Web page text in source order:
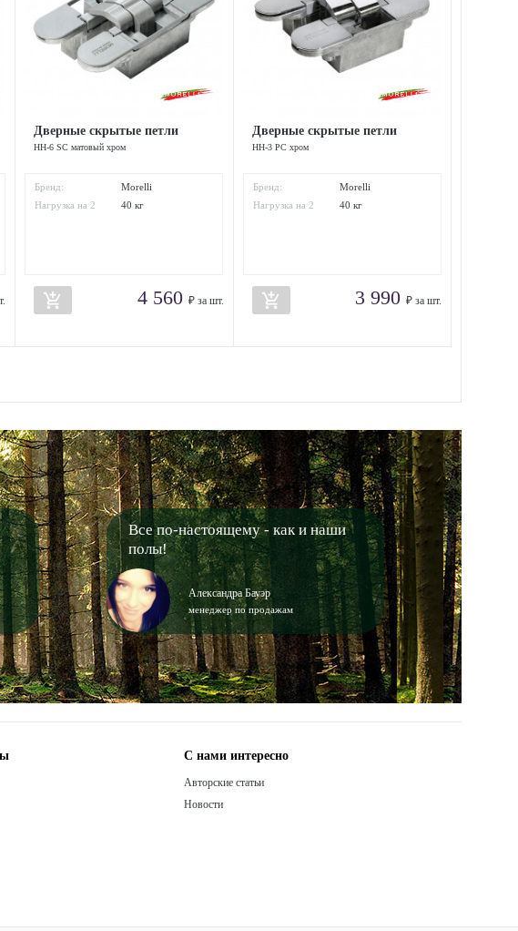
Дверные скрытые петли
HH-6 SC матовый хром
Бренд:
Morelli
Нагрузка на 2
40 кг
add_shopping_cart 4 560 ₽ за шт.
Дверные скрытые петли
HH-3 PC хром
Бренд:
Morelli
Нагрузка на 2
40 кг
add_shopping_cart 3 990 ₽ за шт.
Все по-настоящему - как и наши
полы!
Александра Бауэр
менеджер по продажам
С нами интересно
Авторские статьи
Новости